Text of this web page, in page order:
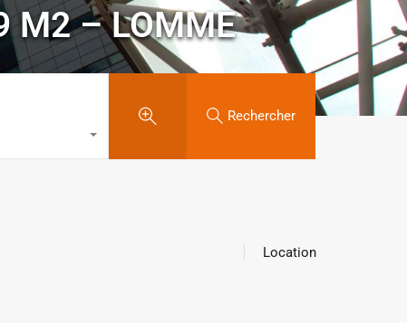
M2 – LOMME
Rechercher
Location